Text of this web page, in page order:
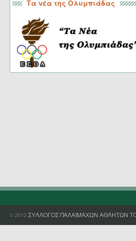
Τα νέα της Ολυμπιάδας
© 2012ΣΥΛΛΟΓΟΣ ΠΑΛΑΙΜΑΧΩΝ ΑΘΛΗΤΩΝ